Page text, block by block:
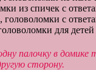
палочку в домике
сторону.